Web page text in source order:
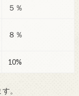
５％
８％
10%
。